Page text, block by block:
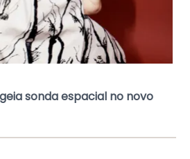
sonda espacial no novo